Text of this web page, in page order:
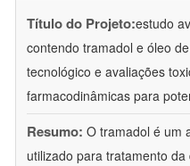
Título do Projeto:estudo
contendo tramadol e óleo
tecnológico e avaliações
farmacodinâmicas para
Resumo: O tramadol é um
utilizado para tratamento